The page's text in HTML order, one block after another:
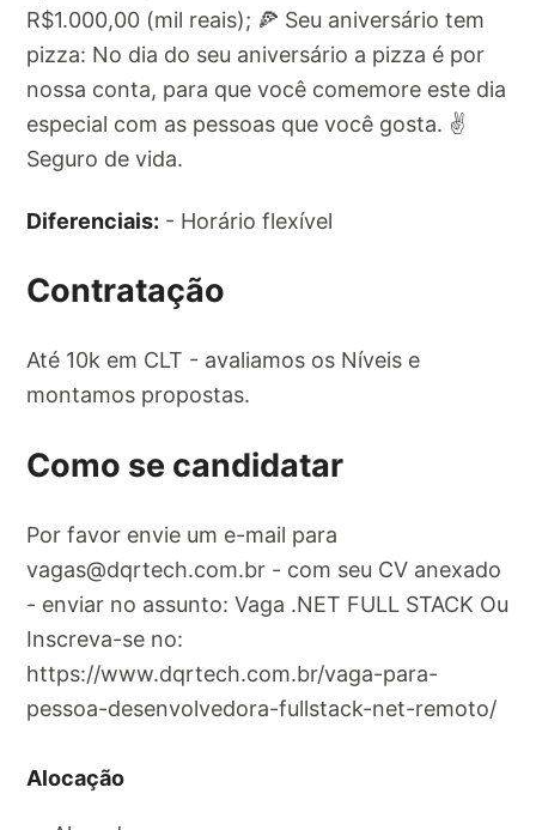
R$1.000,00 (mil reais); 🍕 Seu aniversário tem
pizza: No dia do seu aniversário a pizza é por
nossa conta, para que você comemore este dia
especial com as pessoas que você gosta. ✌️
Seguro de vida.
Diferenciais: - Horário flexível
Contratação
Até 10k em CLT - avaliamos os Níveis e
montamos propostas.
Como se candidatar
Por favor envie um e-mail para
vagas@dqrtech.com.br - com seu CV anexado
- enviar no assunto: Vaga .NET FULL STACK Ou
Inscreva-se no:
https://www.dqrtech.com.br/vaga-para-
pessoa-desenvolvedora-fullstack-net-remoto/
Alocação